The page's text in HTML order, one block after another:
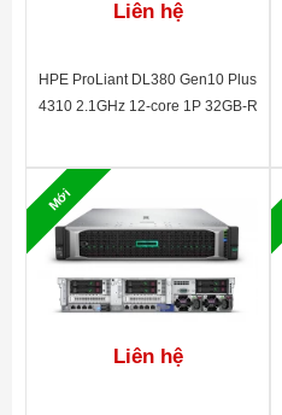
Liên hệ
HPE ProLiant DL380 Gen10 Plus
4310 2.1GHz 12-core 1P 32GB-R
Mới
Liên hệ